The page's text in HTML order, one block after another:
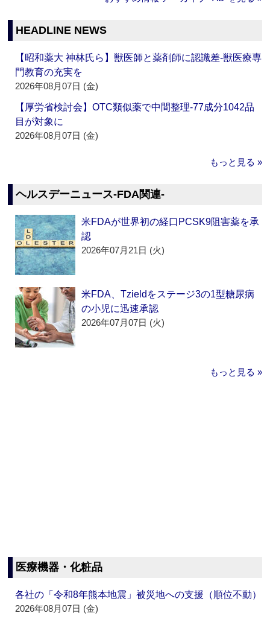
HEADLINE NEWS
【昭和薬大 神林氏ら】獣医師と薬剤師に認識差‐獣医療専
門教育の充実を
2026年08月07日 (金)
【厚労省検討会】OTC類似薬で中間整理‐77成分1042品
目が対象に
2026年08月07日 (金)
もっと見る »
ヘルスデーニュース‐FDA関連‐
米FDAが世界初の経口PCSK9阻害薬を承
認
2026年07月21日 (火)
米FDA、Tzieldをステージ3の1型糖尿病
の小児に迅速承認
2026年07月07日 (火)
もっと見る »
医療機器・化粧品
各社の「令和8年熊本地震」被災地への支援（順位不動）
2026年08月07日 (金)